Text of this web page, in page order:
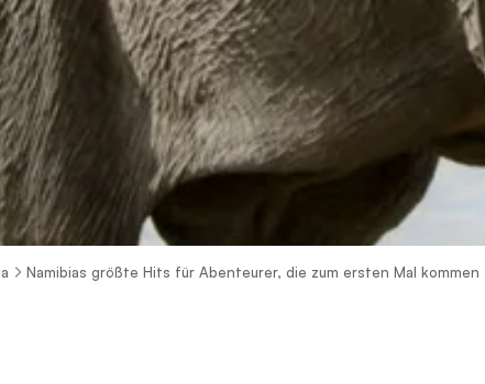
Namibias größte Hits für Abenteurer, die zum ersten Mal kommen